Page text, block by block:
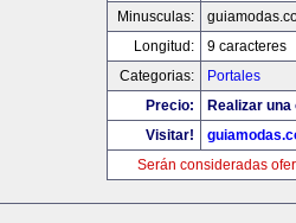
Minusculas:
Longitud:
9 caracteres
Categorias:
Portales
Precio:
Realizar
Visitar!
Serán consideradas